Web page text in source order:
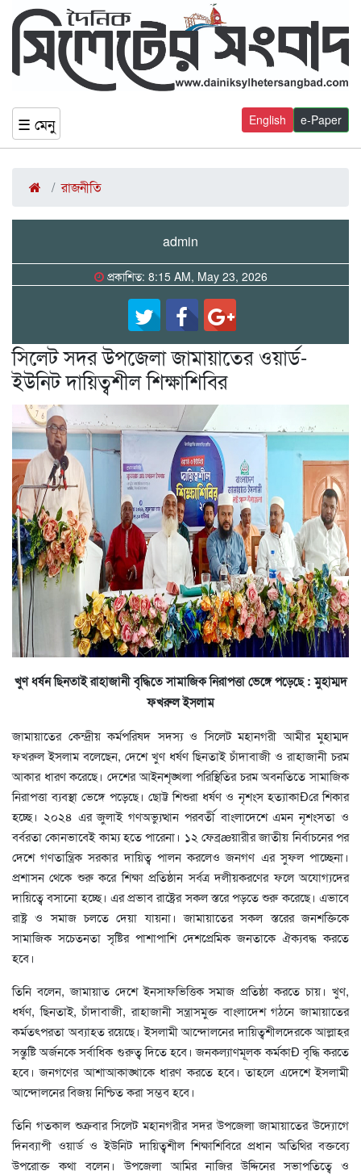
☰ মেনু e-Paper
English
রাজনীতি
admin
প্রকাশিত: 8:15 AM, May 23, 2026
সিলেট সদর উপজেলা জামায়াতের ওয়ার্ড-
ইউনিট দায়িত্বশীল শিক্ষাশিবির
খুণ ধর্ষন ছিনতাই রাহাজানী বৃদ্ধিতে সামাজিক নিরাপত্তা ভেঙ্গে পড়েছে : মুহাম্মদ
ফখরুল ইসলাম
জামায়াতের কেন্দ্রীয় কর্মপরিষদ সদস্য ও সিলেট মহানগরী আমীর মুহাম্মদ
ফখরুল ইসলাম বলেছেন, দেশে খুণ ধর্ষণ ছিনতাই চাঁদাবাজী ও রাহাজানী চরম
আকার ধারণ করেছে। দেশের আইনশৃঙ্খলা পরিস্থিতির চরম অবনতিতে সামাজিক
নিরাপত্তা ব্যবস্থা ভেঙ্গে পড়েছে। ছোট্ট শিশুরা ধর্ষণ ও নৃশংস হত্যাকাÐের শিকার
হচ্ছে। ২০২৪ এর জুলাই গণঅভ্যুত্থান পরবর্তী বাংলাদেশে এমন নৃশংসতা ও
বর্বরতা কোনভাবেই কাম্য হতে পারেনা। ১২ ফেব্রæয়ারীর জাতীয় নির্বাচনের পর
দেশে গণতান্ত্রিক সরকার দায়িত্ব পালন করলেও জনগণ এর সুফল পাচ্ছেনা।
প্রশাসন থেকে শুরু করে শিক্ষা প্রতিষ্ঠান সর্বত্র দলীয়করণের ফলে অযোগ্যদের
দায়িত্বে বসানো হচ্ছে। এর প্রভাব রাষ্ট্রের সকল স্তরে পড়তে শুরু করেছে। এভাবে
রাষ্ট্র ও সমাজ চলতে দেয়া যায়না। জামায়াতের সকল স্তরের জনশক্তিকে
সামাজিক সচেতনতা সৃষ্টির পাশাপাশি দেশপ্রেমিক জনতাকে ঐক্যবদ্ধ করতে
হবে।
তিনি বলেন, জামায়াত দেশে ইনসাফভিত্তিক সমাজ প্রতিষ্ঠা করতে চায়। খুণ,
ধর্ষণ, ছিনতাই, চাঁদাবাজী, রাহাজানী সন্ত্রাসমুক্ত বাংলাদেশ গঠনে জামায়াতের
কর্মতৎপরতা অব্যাহত রয়েছে। ইসলামী আন্দোলনের দায়িত্বশীলদেরকে আল্লাহর
সন্তুষ্টি অর্জনকে সর্বাধিক গুরুত্ব দিতে হবে। জনকল্যাণমূলক কর্মকাÐ বৃদ্ধি করতে
হবে। জনগণের আশাআকাঙ্খাকে ধারণ করতে হবে। তাহলে এদেশে ইসলামী
আন্দোলনের বিজয় নিশ্চিত করা সম্ভব হবে।
তিনি গতকাল শুক্রবার সিলেট মহানগরীর সদর উপজেলা জামায়াতের উদ্যোগে
দিনব্যাপী ওয়ার্ড ও ইউনিট দায়িত্বশীল শিক্ষাশিবিরে প্রধান অতিথির বক্তব্যে
উপরোক্ত কথা বলেন। উপজেলা আমির নাজির উদ্দিনের সভাপতিত্বে ও